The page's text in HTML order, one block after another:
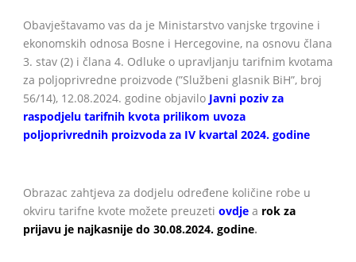
Obavještavamo vas da je Ministarstvo vanjske trgovine i
ekonomskih odnosa Bosne i Hercegovine, na osnovu člana
3. stav (2) i člana 4. Odluke o upravljanju tarifnim kvotama
za poljoprivredne proizvode (”Službeni glasnik BiH”, broj
56/14), 12.08.2024. godine objavilo Javni poziv za
raspodjelu tarifnih kvota prilikom uvoza
poljoprivrednih proizvoda za IV kvartal 2024. godine
Obrazac zahtjeva za dodjelu određene količine robe u
okviru tarifne kvote možete preuzeti ovdje a rok za
prijavu je najkasnije do 30.08.2024. godine.